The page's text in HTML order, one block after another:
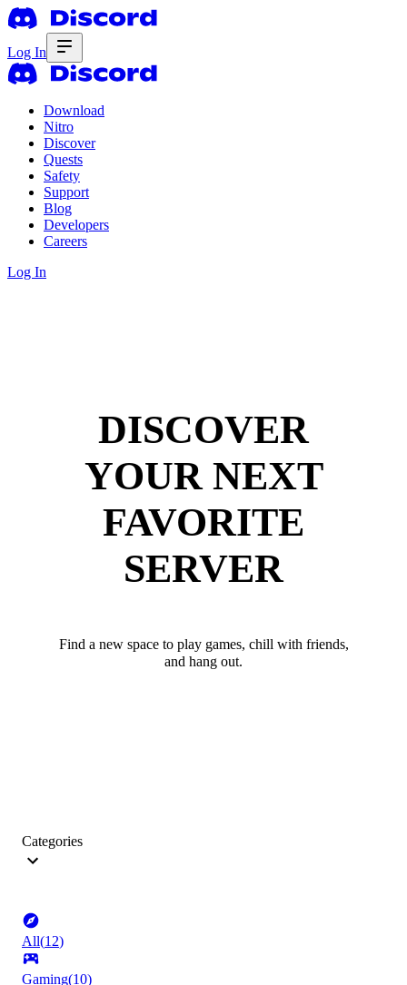
Log In
Download
Nitro
Discover
Quests
Safety
Support
Blog
Developers
Careers
Log In
DISCOVER
YOUR NEXT
FAVORITE
SERVER
Find a new space to play games, chill with friends,
and hang out.
Categories
All(12)
Gaming(10)